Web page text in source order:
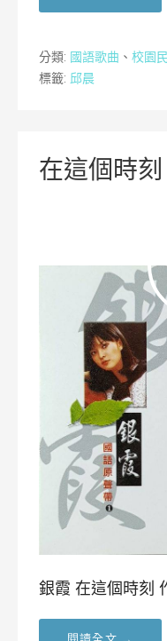
分類: 國語歌曲 、 校園
標籤: 邱晨
在這個時刻
銀霞 在這個時刻